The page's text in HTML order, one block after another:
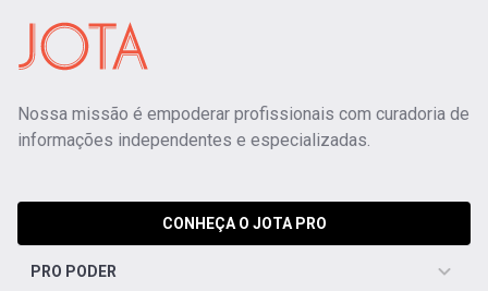
Nossa missão é empoderar profissionais com curadoria de
informações independentes e especializadas.
CONHEÇA O JOTA PRO
PRO PODER